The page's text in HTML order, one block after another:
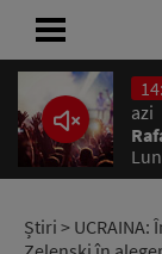
azi
Știri >
ACASĂ
ȘTIRI
RADIO